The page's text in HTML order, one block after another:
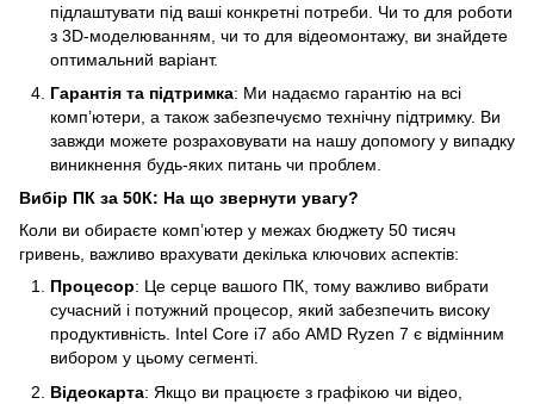
підлаштувати під ваші конкретні потреби. Чи то для роботи
з 3D-моделюванням, чи то для відеомонтажу, ви знайдете
оптимальний варіант.
Гарантія та підтримка: Ми надаємо гарантію на всі
комп’ютери, а також забезпечуємо технічну підтримку. Ви
завжди можете розраховувати на нашу допомогу у випадку
виникнення будь-яких питань чи проблем.
Вибір ПК за 50К: На що звернути увагу?
Коли ви обираєте комп’ютер у межах бюджету 50 тисяч
гривень, важливо врахувати декілька ключових аспектів:
Процесор: Це серце вашого ПК, тому важливо вибрати
сучасний і потужний процесор, який забезпечить високу
продуктивність. Intel Core i7 або AMD Ryzen 7 є відмінним
вибором у цьому сегменті.
Відеокарта: Якщо ви працюєте з графікою чи відео,